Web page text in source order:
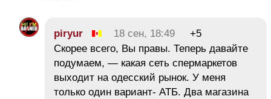
piryur 18 сен, 18:49
+5
Скорее всего, Вы правы. Теперь давайте
подумаем, — какая сеть спермаркетов
выходит на одесский рынок. У меня
только один вариант- АТБ. Два магазина